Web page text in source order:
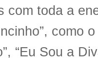
com toda a
como
“Eu Sou a